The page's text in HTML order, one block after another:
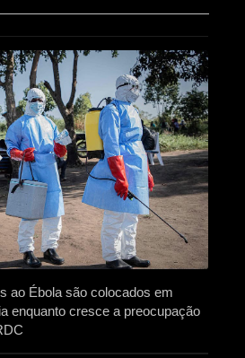
ao Ébola são colocados em
enquanto cresce a preocupação